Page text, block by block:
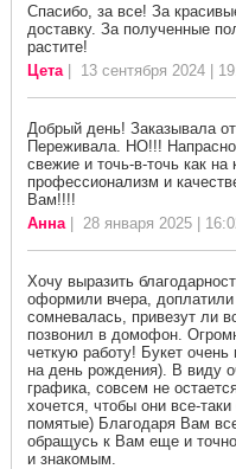
Спасибо, за все! За
доставку. За полученные
растите!
Цета| 13 сентября 2024 |
Добрый день! Заказывала
Переживала. НО!!!
свежие и точь-в-точь как
профессионализм и
Вам!!!!
Анна| 28 января 2025 |
Хочу выразить
оформили вчера,
сомневалась, привезут ли
позвонил в домофон.
четкую работу! Букет
на день рождения). В виду
графика, совсем не
хочется, чтобы они все-
помятые) Благодаря Вам
обращусь к Вам еще и
и знакомым.